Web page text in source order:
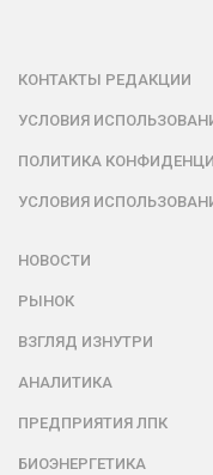
КОНТАКТЫ РЕДАКЦИИ
УСЛОВИЯ
ПОЛИТИКА
УСЛОВИЯ
НОВОСТИ
РЫНОК
ВЗГЛЯД ИЗНУТРИ
АНАЛИТИКА
ПРЕДПРИЯТИЯ ЛПК
БИОЭНЕРГЕТИКА